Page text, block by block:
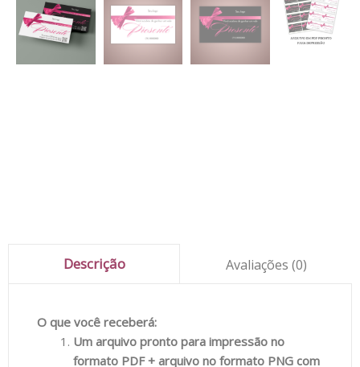
Descrição Avaliações (0)
O que você receberá:
Um arquivo pronto para impressão no
formato PDF + arquivo no formato PNG com